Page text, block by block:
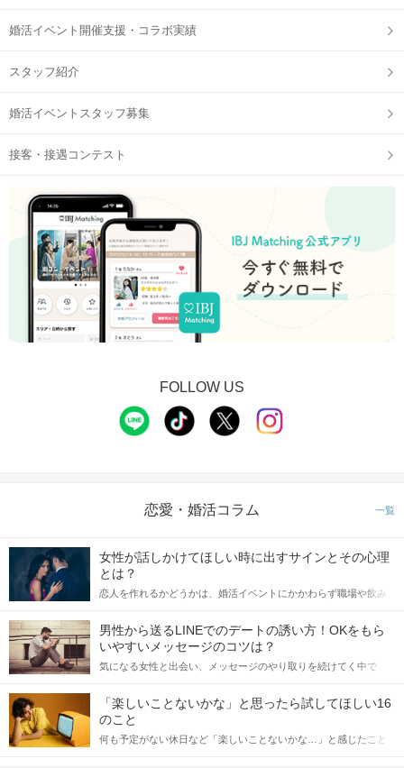
婚活イベント開催支援・コラボ実績
スタッフ紹介
婚活イベントスタッフ募集
接客・接遇コンテスト
FOLLOW US
恋愛・婚活コラム 一覧
女性が話しかけてほしい時に出すサインとその心理
とは？
恋人を作れるかどうかは、婚活イベントにかかわらず職場や飲み
てアプローチできるかにも左右されます。 これから恋人作りを本
格的に始めようとしている方は、女性が異性を求めて出すサイン
をしっかりと理解し、正しい行動に移せるかどうかが重要。 この
記事では、女性が話しかけて欲しい時に出すサインとその心理を
合にどのような行動に繋げるべきかをご紹介していきます。
男性から送るLINEでのデートの誘い方！OKをもら
いやすいメッセージのコツは？
気になる女性と出会い、メッセージのやり取りを続けてく中で
しかし、中には「どう誘ったらいいの？」とお困りの男性もいら
っしゃるのではないでしょうか。 そこで今回は、男性から女性へ
送るLINEでのデートの誘い方のコツをご紹介します。例文も混じ
えながら解説するので、ぜひ参考にしてください。
「楽しいことないかな」と思ったら試してほしい16
のこと
何も予定がない休日など「楽しいことないかな…」と感じたこと